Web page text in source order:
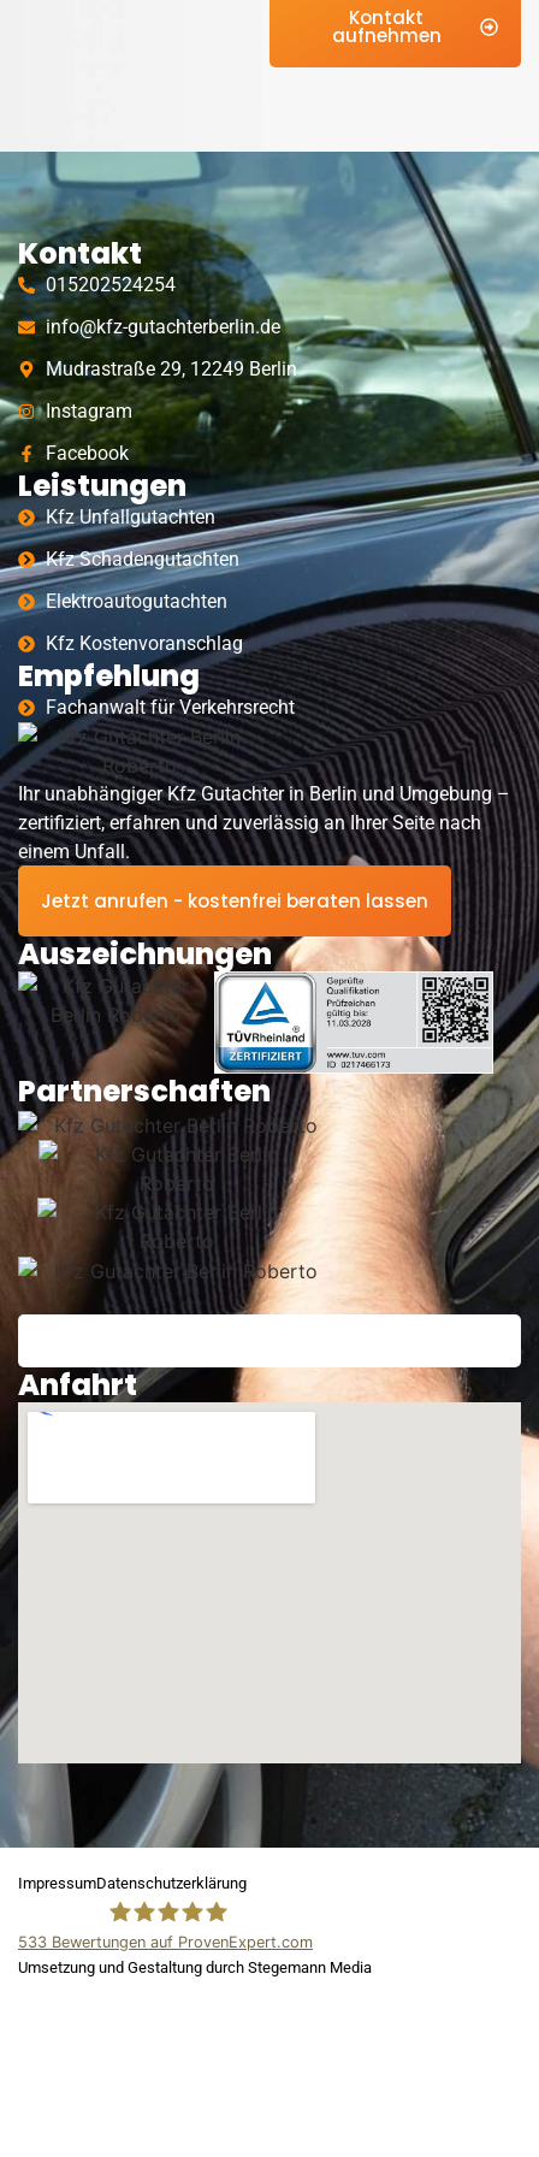
Kontakt
aufnehmen
Kontakt
015202524254
info@kfz-gutachterberlin.de
Mudrastraße 29, 12249 Berlin
Instagram
Facebook
Leistungen
Kfz Unfallgutachten
Kfz Schadengutachten
Elektroautogutachten
Kfz Kostenvoranschlag
Empfehlung
Fachanwalt für Verkehrsrecht
Ihr unabhängiger Kfz Gutachter in Berlin und Umgebung –
zertifiziert, erfahren und zuverlässig an Ihrer Seite nach
einem Unfall.
Jetzt anrufen - kostenfrei beraten lassen
Auszeichnungen
Partnerschaften
Anfahrt
ImpressumDatenschutzerklärung
533 Bewertungen auf ProvenExpert.com
Umsetzung und Gestaltung durch Stegemann Media